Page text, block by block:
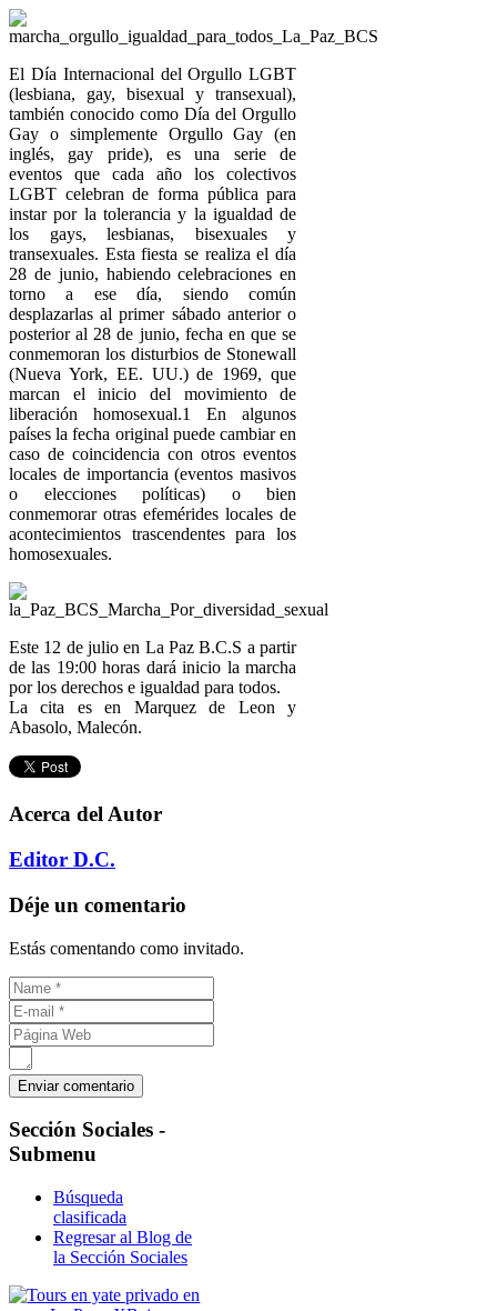
El Día Internacional del Orgullo LGBT
(lesbiana, gay, bisexual y transexual),
también conocido como Día del Orgullo
Gay o simplemente Orgullo Gay (en
inglés, gay pride), es una serie de
eventos que cada año los colectivos
LGBT celebran de forma pública para
instar por la tolerancia y la igualdad de
los gays, lesbianas, bisexuales y
transexuales. Esta fiesta se realiza el día
28 de junio, habiendo celebraciones en
torno a ese día, siendo común
desplazarlas al primer sábado anterior o
posterior al 28 de junio, fecha en que se
conmemoran los disturbios de Stonewall
(Nueva York, EE. UU.) de 1969, que
marcan el inicio del movimiento de
liberación homosexual.1 En algunos
países la fecha original puede cambiar en
caso de coincidencia con otros eventos
locales de importancia (eventos masivos
o elecciones políticas) o bien
conmemorar otras efemérides locales de
acontecimientos trascendentes para los
homosexuales.
Este 12 de julio en La Paz B.C.S a partir
de las 19:00 horas dará inicio la marcha
por los derechos e igualdad para todos.
La cita es en Marquez de Leon y
Abasolo, Malecón.
Acerca del Autor
Editor D.C.
Déje un comentario
Estás comentando como invitado.
Sección Sociales -
Submenu
Búsqueda
clasificada
Regresar al Blog de
la Sección Sociales